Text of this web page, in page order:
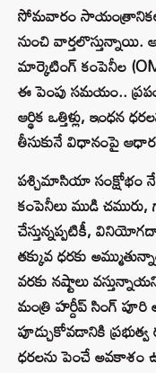
సోమవారం
నుంచి
మార్కెటింగ్ కంపెనీల
ఈ పెంపు సమయం..
ఆర్థిక ఒత్తిళ్లు, ఇంధన
తీసుకునే విధానంపై
పశ్చిమాసియా సంక్షోభం
కంపెనీలు ముడి
చేస్తున్నప్పటికీ,
తక్కువ ధరకు
వరకు నష్టాలు
మంత్రి హర్దీప్ సింగ్ పూరి
పూడ్చుకోవడానికి
ధరలను పెంచే అవకాశం